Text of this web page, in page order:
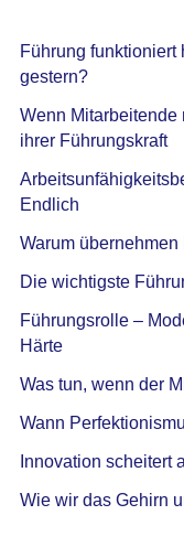
Führung
gestern?
Wenn Mitarbeitende
ihrer Führungskraft
Endlich
Warum
Die wichtigste
Führungsrolle –
Härte
Was tun, wenn der
Wann
Innovation scheitert
Wie wir das Gehirn